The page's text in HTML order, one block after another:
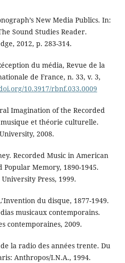
New Media Publics. In:
Sound Studies Reader.
2012, p. 283-314.
du média, Revue de la
de France, n. 33, v. 3,
10.3917/rbnf.033.0009
Imagination of the Recorded
et théorie culturelle.
2008.
Recorded Music in American
Memory, 1890-1945.
Press, 1999.
du disque, 1877-1949.
musicaux contemporains.
contemporaines, 2009.
la radio des années trente. Du
Anthropos/I.N.A., 1994.